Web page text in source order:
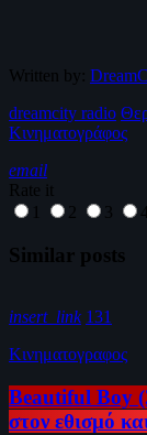
Written by:
dreamcity radio
Κινηματογράφος
email
Rate it
1
2 3 4
Similar posts
insert_link 131
Κινηματογραφος
Beautiful Boy
στον εθισμό